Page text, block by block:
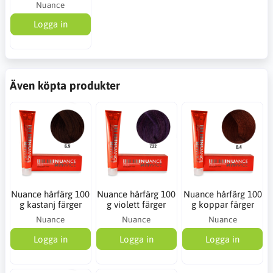
Nuance
Logga in
Även köpta produkter
Nuance hårfärg 100
g kastanj färger
Nuance
Logga in
Nuance hårfärg 100
g violett färger
Nuance
Logga in
Nuance hårfärg 100
g koppar färger
Nuance
Logga in